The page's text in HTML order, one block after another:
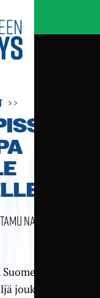
>>
naiset
Cup -
joukkuetta,